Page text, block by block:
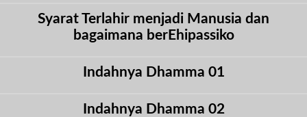
Syarat Terlahir menjadi Manusia dan
bagaimana berEhipassiko
Indahnya Dhamma 01
Indahnya Dhamma 02